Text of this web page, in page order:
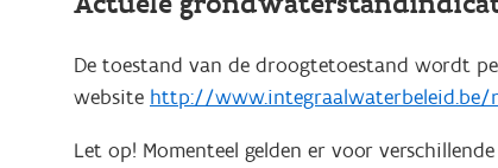
De toestand van de droogtetoestand wordt
website http://www.integraalwaterbeleid.be/
Let op! Momenteel gelden er voor